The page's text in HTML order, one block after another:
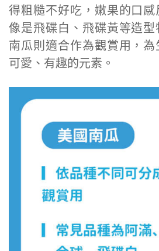
得粗糙不好吃，嫩果的口
像是飛碟白、飛碟黃等造
南瓜則適合作為觀賞用，
可愛、有趣的元素。